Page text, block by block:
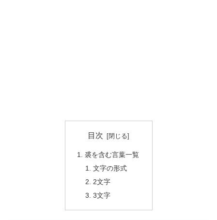
目次
裘を含む言葉一覧
文字の形式
2文字
3文字